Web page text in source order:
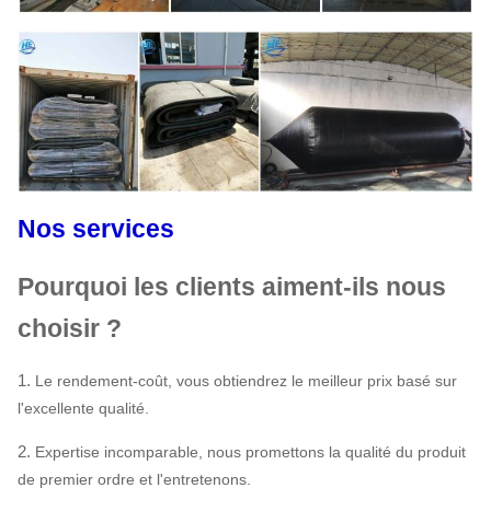
Nos services
Pourquoi les clients aiment-ils nous
choisir ?
1. Le rendement-coût, vous obtiendrez le meilleur prix basé sur
l'excellente qualité.
2. Expertise incomparable, nous promettons la qualité du produit
de premier ordre et l'entretenons.